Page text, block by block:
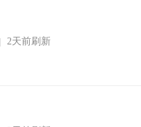
2天前刷新